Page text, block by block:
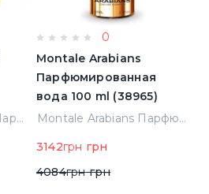
Kilian Old Fashioned Парфюмированная вода 100 ml (3700550240723)
0
Montale Arabians
Парфюмированная
вода 100 ml (38965)
Montale Arabians Парфюмированная вода 100 ml (38965)
3142грн грн
4084грнгрн